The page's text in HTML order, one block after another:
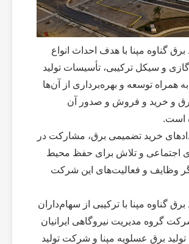
گناوه مپنا با هدف احداث انواع
و سیکل ترکیبی، تأسیسات تولید
همراه توسعه و بهره‌برداری از آن‌ها
و خرید و فروش و صدور آن
است.
خرید تضمیمی برق، مشارکت در
اجتماعی و تلاش برای حفظ محیط
وظایف و فعالیت‌های این شرکت
گناوه مپنا با ترکیبی از سهام‌داران
گروه مدیریت نیروگاهی ایرانیان
برق عسلویه مپنا و شرکت تولید